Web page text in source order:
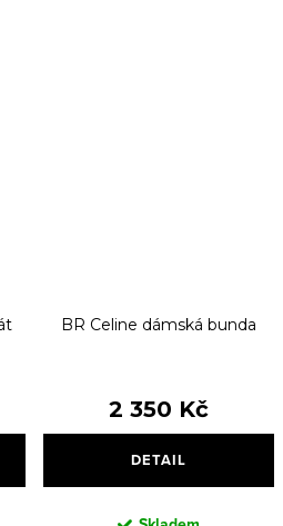
BR Celine dámská bunda
2 350 Kč
DETAIL